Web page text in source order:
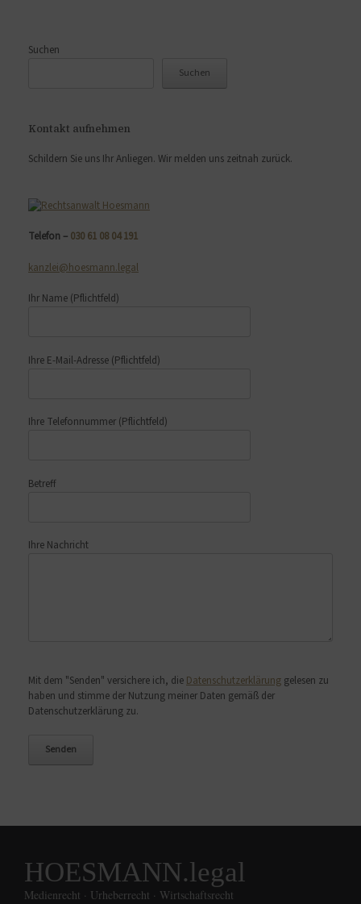
Suchen
Suchen
Kontakt aufnehmen
Schildern Sie uns Ihr Anliegen. Wir melden uns zeitnah zurück.
Telefon – 030 61 08 04 191
kanzlei@hoesmann.legal
Ihr Name (Pflichtfeld)
Ihre E-Mail-Adresse (Pflichtfeld)
Ihre Telefonnummer (Pflichtfeld)
Betreff
Ihre Nachricht
Mit dem "Senden" versichere ich, die Datenschutzerklärung gelesen zu
haben und stimme der Nutzung meiner Daten gemäß der
Datenschutzerklärung zu.
HOESMANN.legal
Medienrecht · Urheberrecht · Wirtschaftsrecht